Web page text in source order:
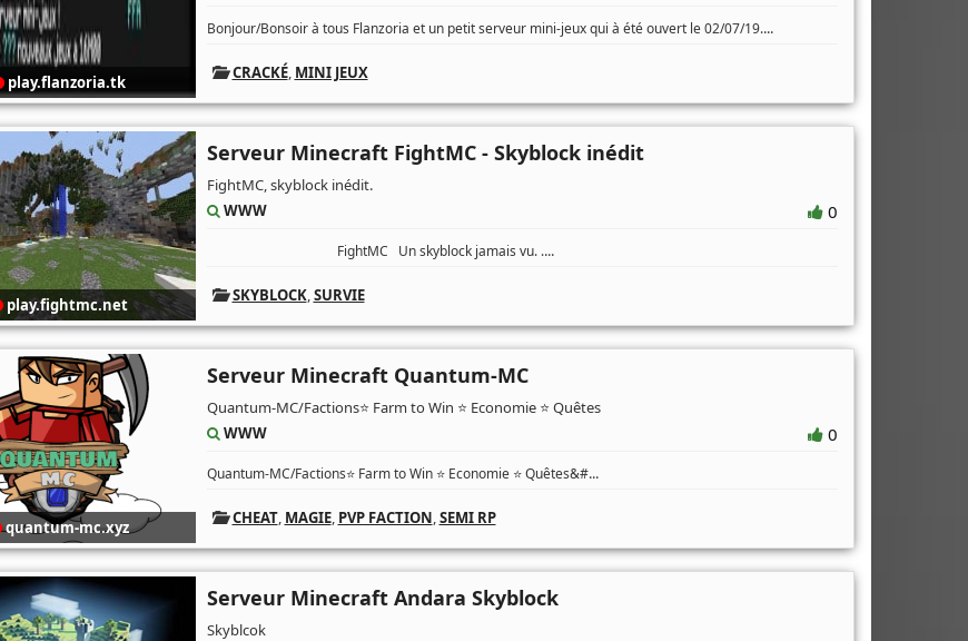
play.flanzoria.tk
Bonjour/Bonsoir à tous Flanzoria et un petit serveur mini-jeux qui à été ouvert le 02/07/19....
CRACKÉ, MINI JEUX
play.fightmc.net
Serveur Minecraft FightMC - Skyblock inédit
FightMC, skyblock inédit.
WWW
0
FightMC Un skyblock jamais vu. ....
SKYBLOCK,SURVIE
quantum-mc.xyz
Serveur Minecraft Quantum-MC
Quantum-MC/Factions⭐️ Farm to Win ⭐️ Economie ⭐️ Quêtes
WWW
0
Quantum-MC/Factions⭐️ Farm to Win ⭐️ Economie ⭐️ Quêtes&#...
CHEAT, MAGIE, PVP FACTION,SEMI RP
Serveur Minecraft Andara Skyblock
Skyblcok